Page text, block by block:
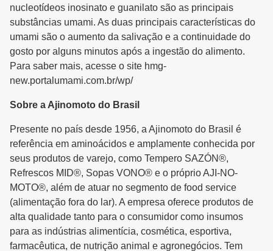
nucleotídeos inosinato e guanilato são as principais
substâncias umami. As duas principais características do
umami são o aumento da salivação e a continuidade do
gosto por alguns minutos após a ingestão do alimento.
Para saber mais, acesse o site hmg-
new.portalumami.com.br/wp/
Sobre a Ajinomoto do Brasil
Presente no país desde 1956, a Ajinomoto do Brasil é
referência em aminoácidos e amplamente conhecida por
seus produtos de varejo, como Tempero SAZÓN®,
Refrescos MID®, Sopas VONO® e o próprio AJI-NO-
MOTO®, além de atuar no segmento de food service
(alimentação fora do lar). A empresa oferece produtos de
alta qualidade tanto para o consumidor como insumos
para as indústrias alimentícia, cosmética, esportiva,
farmacêutica, de nutrição animal e agronegócios. Tem